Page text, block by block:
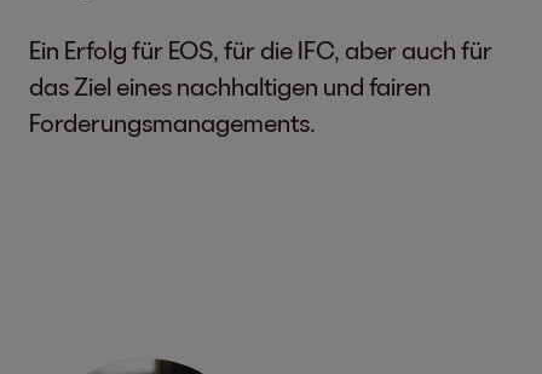
Ein Erfolg für EOS, für die IFC, aber auch für
das Ziel eines nachhaltigen und fairen
Forderungsmanagements.